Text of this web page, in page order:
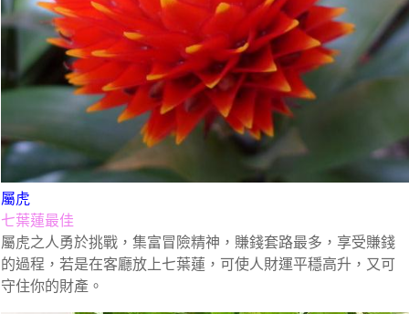
屬虎
七葉蓮最佳
屬虎之人勇於挑戰，集富冒險精神，賺錢套路最多，享受賺錢
的過程，若是在客廳放上七葉蓮，可使人財運平穩高升，又可
守住你的財產。